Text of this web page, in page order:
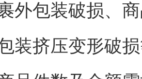
外包装破损、
装挤压变形破